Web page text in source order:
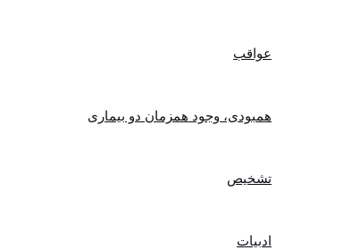
عواقب
همبودی، وجود همزمان دو بیماری
تشخیص
ادبیات